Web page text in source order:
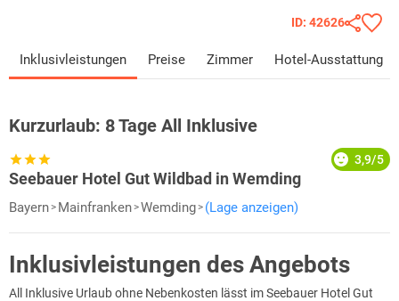
ID: 42626
Inklusivleistungen Preise Zimmer Hotel-Ausstattung
Kurzurlaub: 8 Tage All Inklusive
Seebauer Hotel Gut Wildbad in Wemding
3,9/5
Bayern Mainfranken Wemding (Lage anzeigen)
Inklusivleistungen des Angebots
All Inklusive Urlaub ohne Nebenkosten lässt im Seebauer Hotel Gut